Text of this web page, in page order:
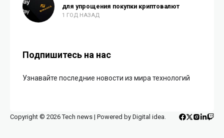
для упрощения покупки криптовалют
1 ГОД НАЗАД
Подпишитесь на нас
Узнавайте последние новости из мира технологий
Copyright © 2026 Tech news | Powered by Digital idea.